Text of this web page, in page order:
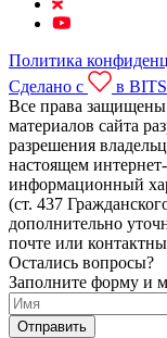
Политика
Сделано с
в
Все права защищены
материалов сайта
разрешения
настоящем
информационный
(ст. 437
дополнительно
почте или
Остались вопросы?
Заполните форму и
Отправить